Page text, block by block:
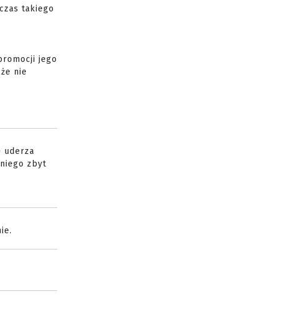
takiego
jego
nie
uderza
zbyt